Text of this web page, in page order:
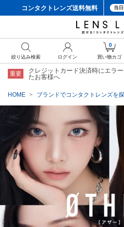
コンタクトレンズ送料無料 当
重要
クレジットカード決済時にエラ
たお客様へ
HOME ブランドでコンタクトレンズを
絞り込み検索 ログイン
0
買い物カゴ
クーポン